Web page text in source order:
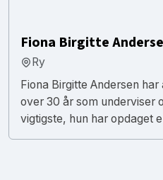
Fiona Birgitte
Ry
Fiona Birgitte Andersen
over 30 år som underviser
vigtigste, hun har opdaget